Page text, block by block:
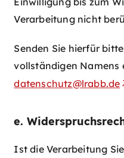
Verarbeitung nicht
Senden Sie hierfür
vollständigen Namens
datenschutz@lrabb.de
e.
Ist die Verarbeitung